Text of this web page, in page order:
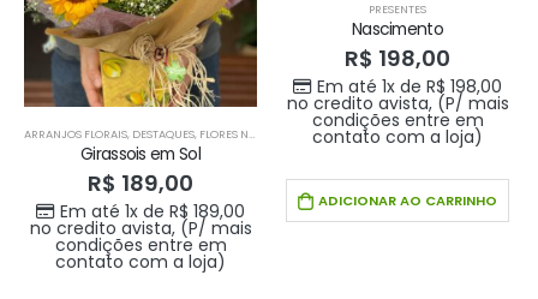
ARRANJOS FLORAIS, DESTAQUES, FLORES NA CAIXA PRESENTE PARA O SEU AMOR
Girassois em Sol
R$ 189,00
Em até 1x de R$ 189,00
no credito avista, (P/ mais
condições entre em
contato com a loja)
PRESENTES
Nascimento
R$ 198,00
Em até 1x de R$ 198,00
no credito avista, (P/ mais
condições entre em
contato com a loja)
ADICIONAR AO CARRINHO